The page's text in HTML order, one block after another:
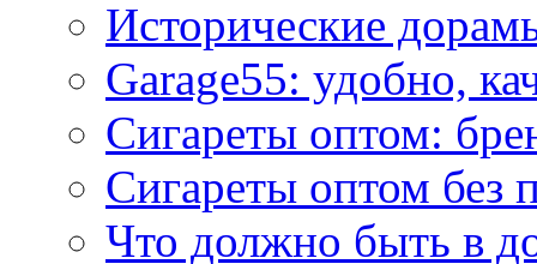
Исторические
Garage55: удобно,
Сигареты оптом:
Сигареты оптом без
Что должно быть в